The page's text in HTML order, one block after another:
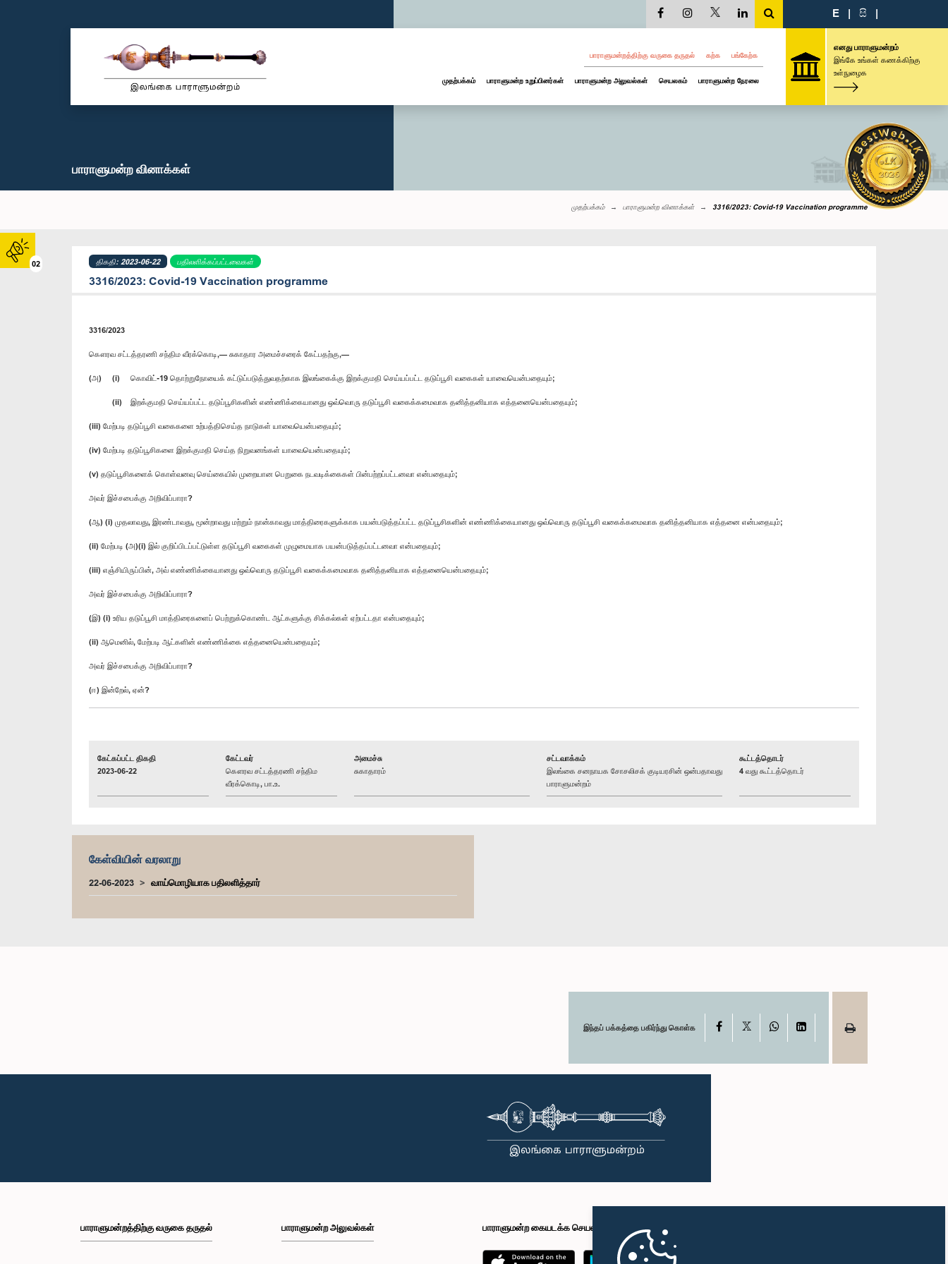
02
E | සි |
பாராளுமன்றத்திற்கு வருகை தருதல் கற்க பங்கேற்க
முதற்பக்கம் பாராளுமன்ற உறுப்பினர்கள் பாராளுமன்ற அலுவல்கள் செயலகம் பாராளுமன்ற நேரலை
எனது பாராளுமன்றம்
இங்கே உங்கள் கணக்கிற்கு
உள்நுழைக
பாராளுமன்ற வினாக்கள்
முதற்பக்கம் பாராளுமன்ற வினாக்கள் 3316/2023: Covid-19 Vaccination programme
திகதி: 2023-06-22 பதிலளிக்கப்பட்டவைகள்
3316/2023: Covid-19 Vaccination programme
3316/2023
கௌரவ சட்டத்தரணி சந்திம வீரக்கொடி,— சுகாதார அமைச்சரைக் கேட்பதற்கு,—
(அ) (i) கொவிட்-19 தொற்றுநோயைக் கட்டுப்படுத்துவதற்காக இலங்கைக்கு இறக்குமதி செய்யப்பட்ட தடுப்பூசி வகைகள் யாவையென்பதையும்;
(ii) இறக்குமதி செய்யப்பட்ட தடுப்பூசிகளின் எண்ணிக்கையானது ஒவ்வொரு தடுப்பூசி வகைக்கமைவாக தனித்தனியாக எத்தனையென்பதையும்;
(iii) மேற்படி தடுப்பூசி வகைகளை உற்பத்திசெய்த நாடுகள் யாவையென்பதையும்;
(iv) மேற்படி தடுப்பூசிகளை இறக்குமதி செய்த நிறுவனங்கள் யாவையென்பதையும்;
(v) தடுப்பூசிகளைக் கொள்வனவு செய்கையில் முறையான பெறுகை நடவடிக்கைகள் பின்பற்றப்பட்டனவா என்பதையும்;
அவர் இச்சபைக்கு அறிவிப்பாரா?
(ஆ) (i) முதலாவது, இரண்டாவது, மூன்றாவது மற்றும் நான்காவது மாத்திரைகளுக்காக பயன்படுத்தப்பட்ட தடுப்பூசிகளின் எண்ணிக்கையானது ஒவ்வொரு தடுப்பூசி வகைக்கமைவாக தனித்தனியாக எத்தனை என்பதையும்;
(ii) மேற்படி (அ)(i) இல் குறிப்பிடப்பட்டுள்ள தடுப்பூசி வகைகள் முழுமையாக பயன்படுத்தப்பட்டனவா என்பதையும்;
(iii) எஞ்சியிருப்பின், அவ் எண்ணிக்கையானது ஒவ்வொரு தடுப்பூசி வகைக்கமைவாக தனித்தனியாக எத்தனையென்பதையும்;
அவர் இச்சபைக்கு அறிவிப்பாரா?
(இ) (i) உரிய தடுப்பூசி மாத்திரைகளைப் பெற்றுக்கொண்ட ஆட்களுக்கு சிக்கல்கள் ஏற்பட்டதா என்பதையும்;
(ii) ஆமெனில், மேற்படி ஆட்களின் எண்ணிக்கை எத்தனையென்பதையும்;
அவர் இச்சபைக்கு அறிவிப்பாரா?
(ஈ) இன்றேல், ஏன்?
கேட்கப்பட்ட திகதி
2023-06-22
கேட்டவர்
கௌரவ சட்டத்தரணி சந்திம
வீரக்கொடி, பா.உ.
அமைச்சு
சுகாதாரம்
சட்டவாக்கம்
இலங்கை சனநாயக சோசலிசக் குடியரசின் ஒன்பதாவது
பாராளுமன்றம்
கூட்டத்தொடர்
4 வது கூட்டத்தொடர்
கேள்வியின் வரலாறு
22-06-2023 வாய்மொழியாக பதிலளித்தார்
இந்தப் பக்கத்தை பகிர்ந்து கொள்க Facebook WhatsAppLinkedIn
பாராளுமன்றத்திற்கு வருகை தருதல் பாராளுமன்ற அலுவல்கள் பாராளுமன்ற கையடக்க செயலி